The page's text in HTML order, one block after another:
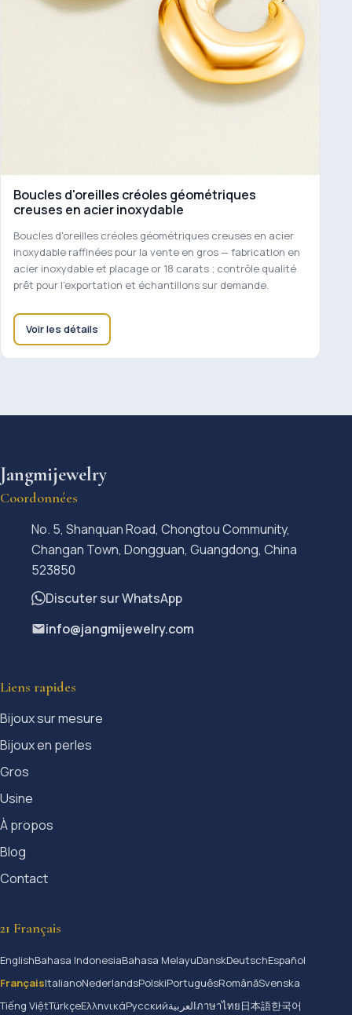
Boucles d'oreilles créoles géométriques
creuses en acier inoxydable
Boucles d'oreilles créoles géométriques creuses en acier
inoxydable raffinées pour la vente en gros — fabrication en
acier inoxydable et placage or 18 carats ; contrôle qualité
prêt pour l'exportation et échantillons sur demande.
Voir les détails
Jangmijewelry
Coordonnées
No. 5, Shanquan Road, Chongtou Community,
Changan Town, Dongguan, Guangdong, China
523850
Discuter sur WhatsApp
info@jangmijewelry.com
Liens rapides
Bijoux sur mesure
Bijoux en perles
Gros
Usine
À propos
Blog
Contact
21 Français
EnglishBahasa IndonesiaBahasa MelayuDanskDeutschEspañol
FrançaisItalianoNederlandsPolskiPortuguêsRomânăSvenska
Tiếng ViệtTürkçeΕλληνικάРусскийالعربيةภาษาไทย日本語한국어